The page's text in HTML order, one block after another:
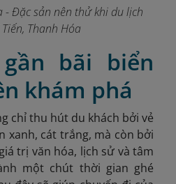
- Đặc sản nên thử khi du lịch
Thanh Hóa
bãi biển
khám phá
chỉ thu hút du khách bởi vẻ
xanh, cát trắng, mà còn bởi
trị văn hóa, lịch sử và tâm
một chút thời gian ghé